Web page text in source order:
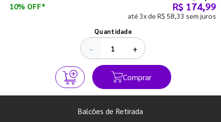
10% OFF* R$ 174,99
até 3x de R$ 58,33 sem juros
Quantidade
− +
Comprar
Balcões de Retirada